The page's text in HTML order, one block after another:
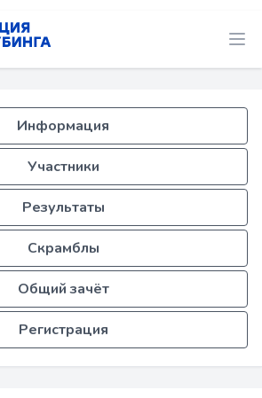
Информация
Участники
Результаты
Скрамблы
Общий зачёт
Регистрация